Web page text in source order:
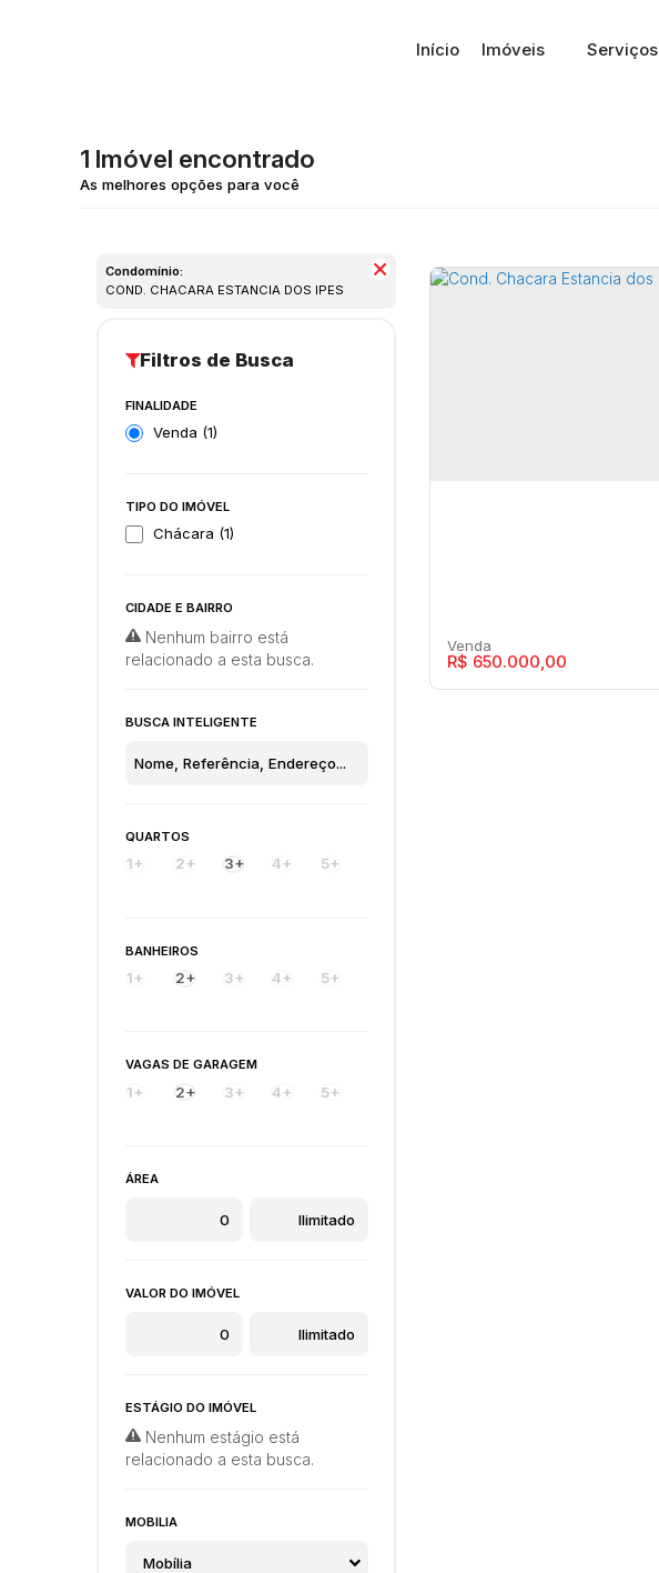
Serviços
Imóveis
Início
1 Imóvel encontrado
Condomínio:
COND. CHACARA ESTANCIA DOS IPES
FINALIDADE
Venda (1)
TIPO DO IMÓVEL
Chácara (1)
CIDADE E BAIRRO
Nenhum bairro está
relacionado a esta busca.
BUSCA INTELIGENTE
QUARTOS
1+ 2+ 3+ 4+ 5+
BANHEIROS
1+ 2+ 3+ 4+ 5+
VAGAS DE GARAGEM
1+ 2+ 3+ 4+ 5+
ÁREA
VALOR DO IMÓVEL
ESTÁGIO DO IMÓVEL
Nenhum estágio está
relacionado a esta busca.
MOBILIA
Mobília
R$ 650.000,00